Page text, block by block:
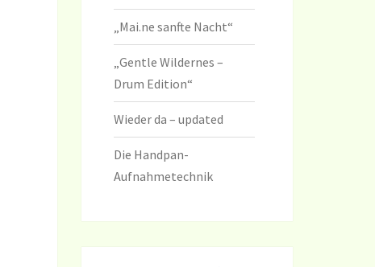
„Mai.ne sanfte Nacht“
„Gentle Wildernes –
Drum Edition“
Wieder da – updated
Die Handpan-
Aufnahmetechnik